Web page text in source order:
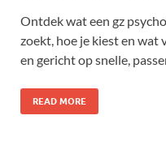
Ontdek wat een gz
zoekt, hoe je kiest en wat
en gericht op snelle,
READ MORE